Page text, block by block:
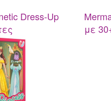
Crazy Animalz
Stumble Guys Series 4
SpongeBob Movie
Trallallero Brainrot
Pocket Morph3r5
Dress-Up
με